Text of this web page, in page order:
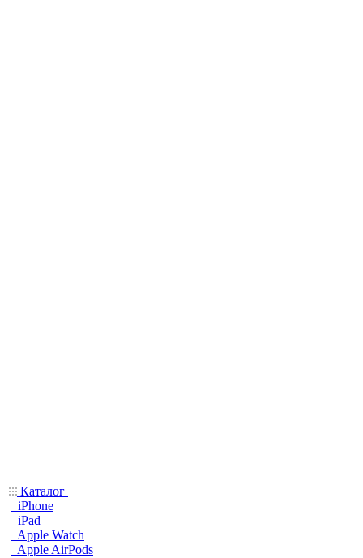
Каталог
iPhone
iPad
Apple Watch
Apple AirPods